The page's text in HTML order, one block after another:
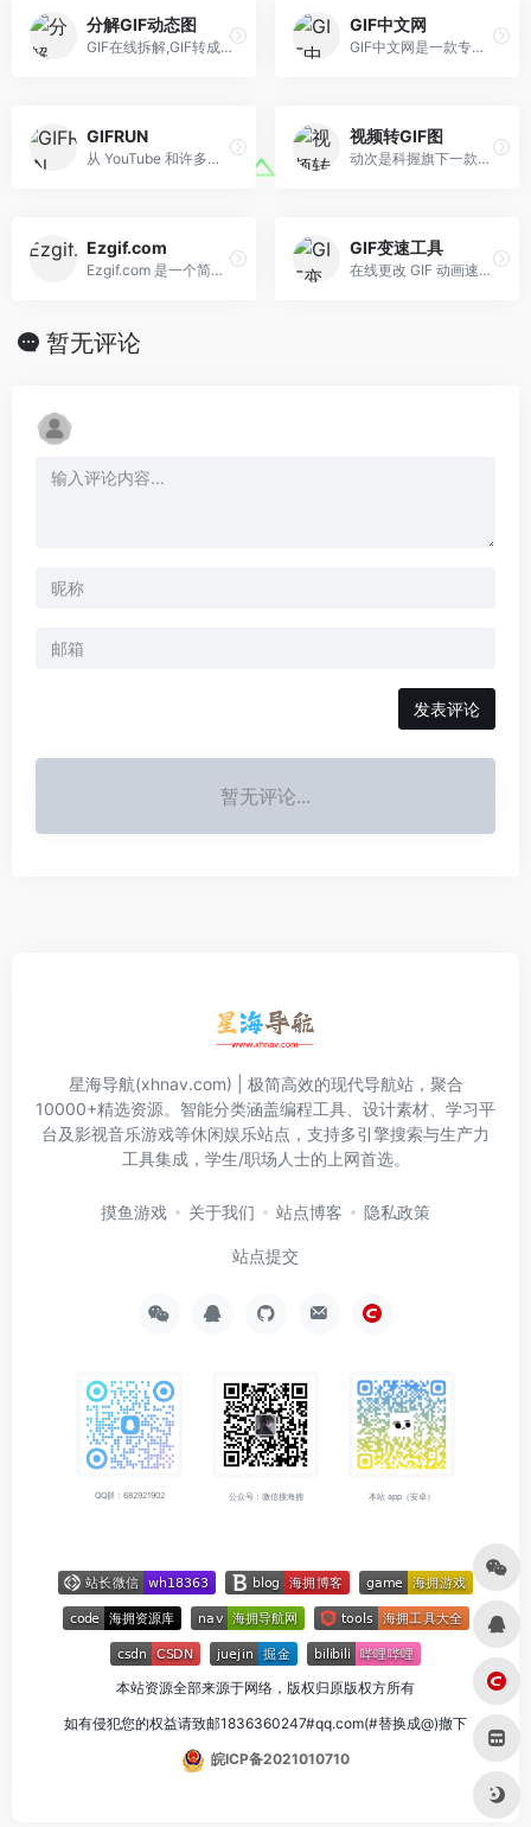
分解GIF动态图
GIF在线拆解,GIF转成帧,GIF帧截图,GIF慢放,动态图在线播放,暂停、逐帧播放,动态图片分解,动态图拆解,在线GIF分解工具
GIF中文网
GIF中文网是一款专业的在线gif制作工具，支持多种gif在线编辑功能，包括gif合成、视频转gif、gif压缩、gif拼图、gif裁剪、gif改大小、gif加字、gif分解等功能， 操作简单快捷高效。
GIFRUN
从 YouTube 和许多其他网站创建高清 GIF 和 WebP 图像。免费服务，无需注册。
视频转GIF图
动次是科握旗下一款在线视频转GIF免费工具。它是为新媒体运营定制的动图制作软件，提供三种GIF尺寸选择，分别对应微信公众号贴图最佳尺寸、微博配图最佳大小和微信表情包制作。动次支持手机浏览器制作视频动图，生成适合微信、微博发布的GIF图片大小。您也可以用小视频制作表情包，并直接将GIF导出保存在手机。
Ezgif.com
Ezgif.com 是一个简单、免费的在线 GIF 制作工具和工具集，用于基本的动画图像编辑。在这里，您可以创建、编辑和转换 GIF、APNG、WebP、MNG 和 AVIF 动画。
GIF变速工具
在线更改 GIF 动画速度的简单工具。 在工具中上传 Gif 动画图片，使用范围滑块修改 GIF 动画的速度，然后单击提交按钮。 修改 GIF 速度后，会显示速度更改后的 GIF 预览以及下载按钮。 此工具有助于修改 GIF 图像运行得更快或更慢而不会降低质量。
暂无评论
发表评论
暂无评论...
星海导航(xhnav.com) | 极简高效的现代导航站，聚合
10000+精选资源。智能分类涵盖编程工具、设计素材、学习平
台及影视音乐游戏等休闲娱乐站点，支持多引擎搜索与生产力
工具集成，学生/职场人士的上网首选。
摸鱼游戏 关于我们 站点博客 隐私政策
站点提交
QQ群：682921902 公众号：微信搜海拥 本站 app（安卓）
本站资源全部来源于网络，版权归原版权方所有
如有侵犯您的权益请致邮1836360247#qq.com(#替换成@)撤下
皖ICP备2021010710